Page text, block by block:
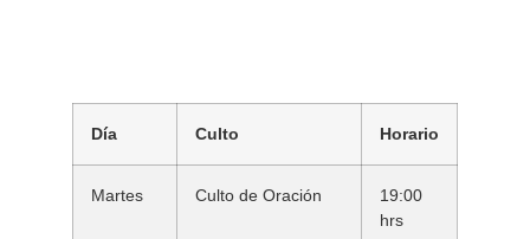
Día Culto Horario
Martes Culto de Oración
19:00
hrs